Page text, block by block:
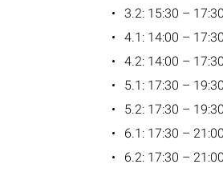
3.2: 15:30 – 17:30
4.1: 14:00 – 17:30
4.2: 14:00 – 17:30
5.1: 17:30 – 19:30
5.2: 17:30 – 19:30
6.1: 17:30 – 21:00
6.2: 17:30 – 21:00